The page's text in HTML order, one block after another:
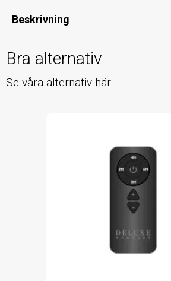
Beskrivning
Bra alternativ
Se våra alternativ här